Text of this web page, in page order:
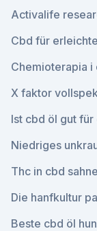
Activalife
Cbd für
Chemioterapia i
X faktor
Ist cbd öl gut
Niedriges
Thc in cbd sahne
Die hanfkultur
Beste cbd öl